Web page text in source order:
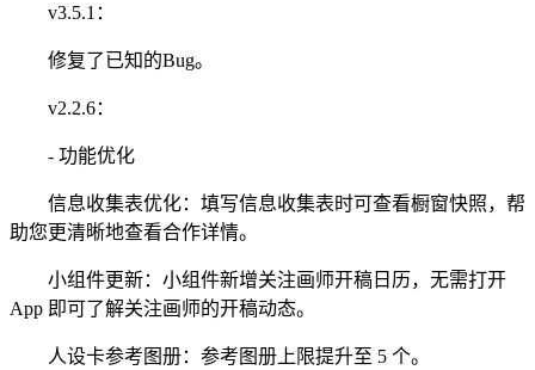
v3.5.1：
修复了已知的Bug。
v2.2.6：
- 功能优化
信息收集表优化：填写信息收集表时可查看橱窗快照，帮
助您更清晰地查看合作详情。
小组件更新：小组件新增关注画师开稿日历，无需打开
App 即可了解关注画师的开稿动态。
人设卡参考图册：参考图册上限提升至 5 个。